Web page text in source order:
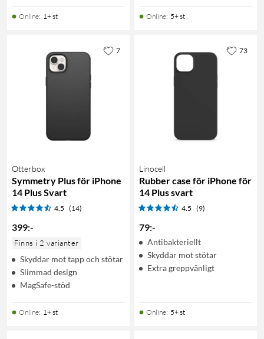
Online: 1+ st Online: 5+ st
Otterbox
Symmetry Plus för iPhone
14 Plus Svart
4.5 (14)
399:-
Finns i 2 varianter
Skyddar mot tapp och stötar
Slimmad design
MagSafe-stöd
Online: 1+ st
7
Linocell
Rubber case för iPhone för
14 Plus svart
4.5 (9)
79:-
Antibakteriellt
Skyddar mot stötar
Extra greppvänligt
Online: 5+ st
73